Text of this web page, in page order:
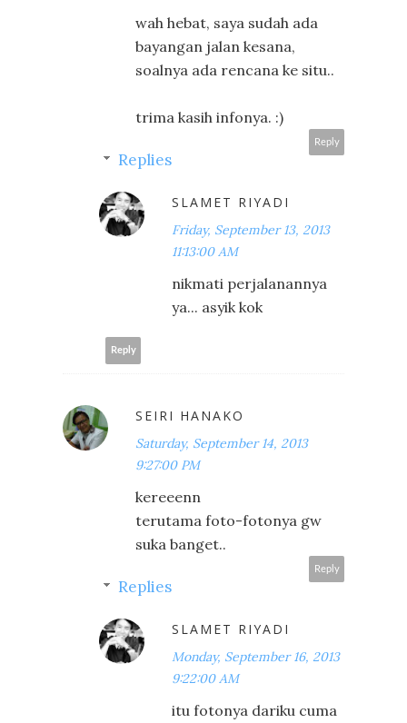
wah hebat, saya sudah ada
bayangan jalan kesana,
soalnya ada rencana ke situ..
trima kasih infonya. :)
Reply
Replies
SLAMET RIYADI
Friday, September 13, 2013
11:13:00 AM
nikmati perjalanannya
ya... asyik kok
Reply
SEIRI HANAKO
Saturday, September 14, 2013
9:27:00 PM
kereeenn
terutama foto-fotonya gw
suka banget..
Reply
Replies
SLAMET RIYADI
Monday, September 16, 2013
9:22:00 AM
itu fotonya dariku cuma